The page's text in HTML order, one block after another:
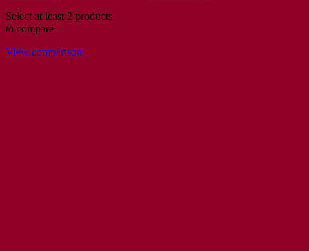
Select at least 2 products
to compare
View comparison